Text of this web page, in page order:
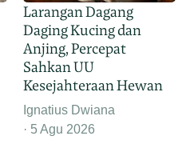
Larangan Dagang
Daging Kucing dan
Anjing, Percepat
Sahkan UU
Kesejahteraan Hewan
Ignatius Dwiana
5 Agu 2026